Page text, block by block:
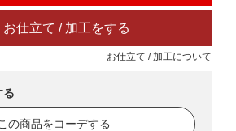
お仕立て / 加工をする
お仕立て / 加工について
る
の商品をコーデする